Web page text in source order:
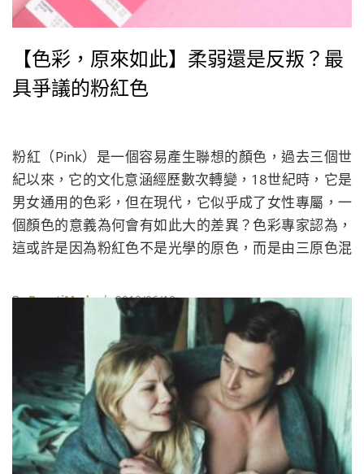
【色彩，原來如此】柔弱還是反叛？最
具爭議的粉紅色
粉紅（Pink）是一個容易產生聯想的顏色，過去三個世
紀以來，它的文化意涵經歷數次轉變，18世紀時，它是
男女通用的色彩，但在現代，它似乎成了女性專屬，一
個顏色的意義為何會有如此大的差異？色彩專家認為，
這或許是因為粉紅色不是光學的原色，而是由三原色混
ByBeautiMode| 2019/06/12